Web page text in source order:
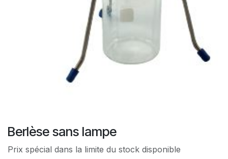
Berlèse sans lampe
Prix spécial dans la limite du stock disponible